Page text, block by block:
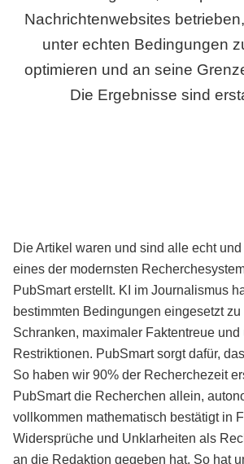
Nachrichtenwebsites
unter echten Bedingungen
optimieren und an seine
Die Ergebnisse sind
Die Artikel waren und sind alle echt
eines der modernsten
PubSmart erstellt. KI im Journalismus
bestimmten Bedingungen eingesetzt
Schranken, maximaler Faktentreue
Restriktionen. PubSmart sorgt dafür,
So haben wir 90% der Recherchezeit
PubSmart die Recherchen allein,
vollkommen mathematisch bestätigt in
Widersprüche und Unklarheiten als
an die Redaktion gegeben hat. So hat